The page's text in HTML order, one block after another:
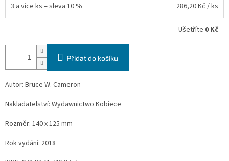
3 a více ks = sleva 10 % 286,20 Kč / ks
Ušetříte 0 Kč
Přidat do košíku
Autor: Bruce W. Cameron
Nakladatelství: Wydawnictwo Kobiece
Rozměr: 140 x 125 mm
Rok vydání: 2018